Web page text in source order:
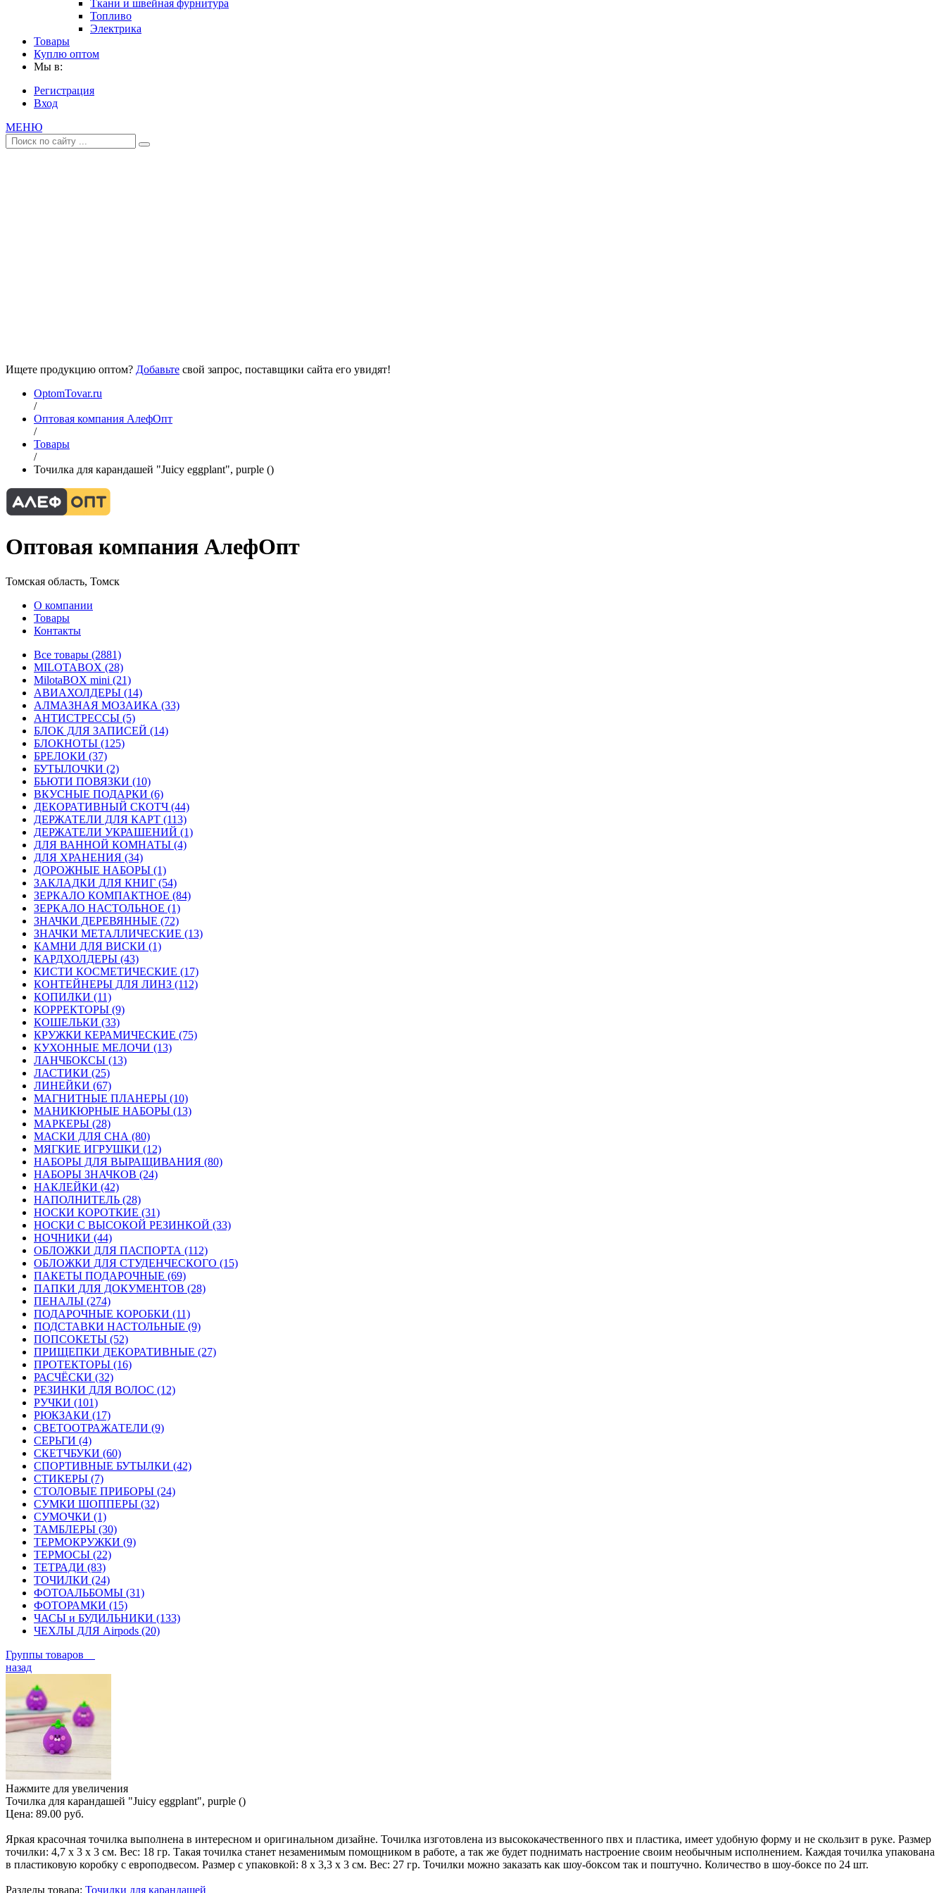
Ткани и швейная фурнитура
Топливо
Электрика
Товары
Куплю оптом
Мы в:
Регистрация
Вход
МЕНЮ
Ищете продукцию оптом? Добавьте свой запрос, поставщики сайта его увидят!
OptomTovar.ru
/
Оптовая компания АлефОпт
/
Товары
/
Точилка для карандашей "Juicy eggplant", purple ()
Оптовая компания АлефОпт
Томская область, Томск
О компании
Товары
Контакты
Все товары (2881)
MILOTABOX (28)
MilotaBOX mini (21)
АВИАХОЛДЕРЫ (14)
АЛМАЗНАЯ МОЗАИКА (33)
АНТИСТРЕССЫ (5)
БЛОК ДЛЯ ЗАПИСЕЙ (14)
БЛОКНОТЫ (125)
БРЕЛОКИ (37)
БУТЫЛОЧКИ (2)
БЬЮТИ ПОВЯЗКИ (10)
ВКУСНЫЕ ПОДАРКИ (6)
ДЕКОРАТИВНЫЙ СКОТЧ (44)
ДЕРЖАТЕЛИ ДЛЯ КАРТ (113)
ДЕРЖАТЕЛИ УКРАШЕНИЙ (1)
ДЛЯ ВАННОЙ КОМНАТЫ (4)
ДЛЯ ХРАНЕНИЯ (34)
ДОРОЖНЫЕ НАБОРЫ (1)
ЗАКЛАДКИ ДЛЯ КНИГ (54)
ЗЕРКАЛО КОМПАКТНОЕ (84)
ЗЕРКАЛО НАСТОЛЬНОЕ (1)
ЗНАЧКИ ДЕРЕВЯННЫЕ (72)
ЗНАЧКИ МЕТАЛЛИЧЕСКИЕ (13)
КАМНИ ДЛЯ ВИСКИ (1)
КАРДХОЛДЕРЫ (43)
КИСТИ КОСМЕТИЧЕСКИЕ (17)
КОНТЕЙНЕРЫ ДЛЯ ЛИНЗ (112)
КОПИЛКИ (11)
КОРРЕКТОРЫ (9)
КОШЕЛЬКИ (33)
КРУЖКИ КЕРАМИЧЕСКИЕ (75)
КУХОННЫЕ МЕЛОЧИ (13)
ЛАНЧБОКСЫ (13)
ЛАСТИКИ (25)
ЛИНЕЙКИ (67)
МАГНИТНЫЕ ПЛАНЕРЫ (10)
МАНИКЮРНЫЕ НАБОРЫ (13)
МАРКЕРЫ (28)
МАСКИ ДЛЯ СНА (80)
МЯГКИЕ ИГРУШКИ (12)
НАБОРЫ ДЛЯ ВЫРАЩИВАНИЯ (80)
НАБОРЫ ЗНАЧКОВ (24)
НАКЛЕЙКИ (42)
НАПОЛНИТЕЛЬ (28)
НОСКИ КОРОТКИЕ (31)
НОСКИ С ВЫСОКОЙ РЕЗИНКОЙ (33)
НОЧНИКИ (44)
ОБЛОЖКИ ДЛЯ ПАСПОРТА (112)
ОБЛОЖКИ ДЛЯ СТУДЕНЧЕСКОГО (15)
ПАКЕТЫ ПОДАРОЧНЫЕ (69)
ПАПКИ ДЛЯ ДОКУМЕНТОВ (28)
ПЕНАЛЫ (274)
ПОДАРОЧНЫЕ КОРОБКИ (11)
ПОДСТАВКИ НАСТОЛЬНЫЕ (9)
ПОПСОКЕТЫ (52)
ПРИЩЕПКИ ДЕКОРАТИВНЫЕ (27)
ПРОТЕКТОРЫ (16)
РАСЧЁСКИ (32)
РЕЗИНКИ ДЛЯ ВОЛОС (12)
РУЧКИ (101)
РЮКЗАКИ (17)
СВЕТООТРАЖАТЕЛИ (9)
СЕРЬГИ (4)
СКЕТЧБУКИ (60)
СПОРТИВНЫЕ БУТЫЛКИ (42)
СТИКЕРЫ (7)
СТОЛОВЫЕ ПРИБОРЫ (24)
СУМКИ ШОППЕРЫ (32)
СУМОЧКИ (1)
ТАМБЛЕРЫ (30)
ТЕРМОКРУЖКИ (9)
ТЕРМОСЫ (22)
ТЕТРАДИ (83)
ТОЧИЛКИ (24)
ФОТОАЛЬБОМЫ (31)
ФОТОРАМКИ (15)
ЧАСЫ и БУДИЛЬНИКИ (133)
ЧЕХЛЫ ДЛЯ Airpods (20)
Группы товаров
назад
Нажмите для увеличения
Точилка для карандашей "Juicy eggplant", purple ()
Цена: 89.00 руб.
Яркая красочная точилка выполнена в интересном и оригинальном дизайне. Точилка изготовлена из высококачественного пвх и пластика, имеет удобную форму и не скользит в руке. Размер
точилки: 4,7 х 3 х 3 см. Вес: 18 гр. Такая точилка станет незаменимым помощником в работе, а так же будет поднимать настроение своим необычным исполнением. Каждая точилка упакована
в пластиковую коробку с европодвесом. Размер с упаковкой: 8 х 3,3 х 3 см. Вес: 27 гр. Точилки можно заказать как шоу-боксом так и поштучно. Количество в шоу-боксе по 24 шт.
Разделы товара: Точилки для карандашей